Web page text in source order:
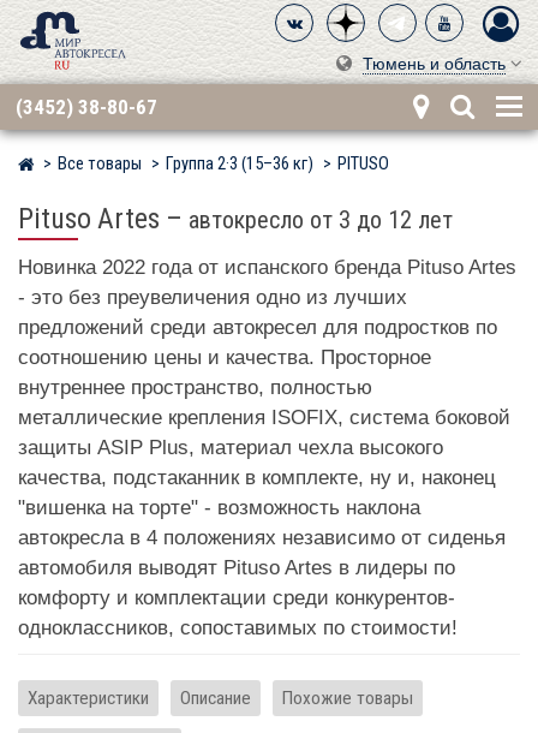
Тюмень и область
(3452) 38-80-67
Мир детских автокресел
Все товары Группа 2·3 (15–36 кг) PITUSO
Pituso Artes – автокресло от 3 до 12 лет
Новинка 2022 года от испанского бренда Pituso Artes
- это без преувеличения одно из лучших
предложений среди автокресел для подростков по
соотношению цены и качества. Просторное
внутреннее пространство, полностью
металлические крепления ISOFIX, система боковой
защиты ASIP Plus, материал чехла высокого
качества, подстаканник в комплекте, ну и, наконец
"вишенка на торте" - возможность наклона
автокресла в 4 положениях независимо от сиденья
автомобиля выводят Pituso Artes в лидеры по
комфорту и комплектации среди конкурентов-
одноклассников, сопоставимых по стоимости!
Характеристики Описание Похожие товары